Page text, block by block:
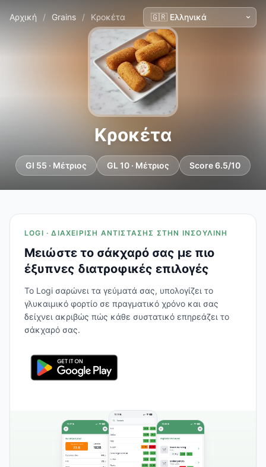
Αρχική / Grains / Κροκέτα
Κροκέτα
GI 55 · Μέτριος GL 10 · Μέτριος Score 6.5/10
LOGI · ΔΙΑΧΕΊΡΙΣΗ ΑΝΤΊΣΤΑΣΗΣ ΣΤΗΝ ΙΝΣΟΥΛΊΝΗ
Μειώστε το σάκχαρό σας με πιο
έξυπνες διατροφικές επιλογές
Το Logi σαρώνει τα γεύματά σας, υπολογίζει το
γλυκαιμικό φορτίο σε πραγματικό χρόνο και σας
δείχνει ακριβώς πώς κάθε συστατικό επηρεάζει το
σάκχαρό σας.